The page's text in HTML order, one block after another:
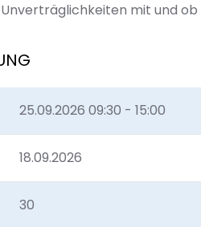
mit und ob
25.09.2026 09:30 - 15:00
18.09.2026
30